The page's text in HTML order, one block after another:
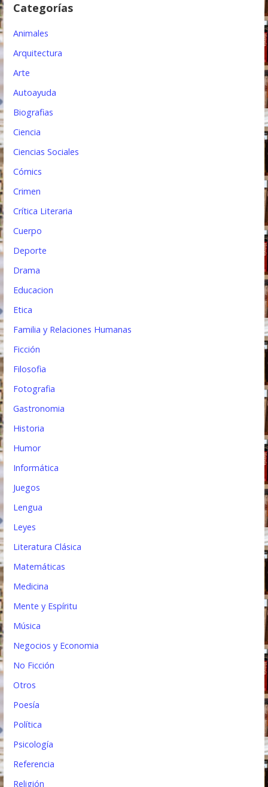
n
d
a
Categorías
Animales
Arquitectura
Arte
Autoayuda
Biografias
Ciencia
Ciencias Sociales
Cómics
Crimen
Crítica Literaria
Cuerpo
Deporte
Drama
Educacion
Etica
Familia y Relaciones Humanas
Ficción
Filosofia
Fotografia
Gastronomia
Historia
Humor
Informática
Juegos
Lengua
Leyes
Literatura Clásica
Matemáticas
Medicina
Mente y Espíritu
Música
Negocios y Economia
No Ficción
Otros
Poesía
Política
Psicología
Referencia
Religión